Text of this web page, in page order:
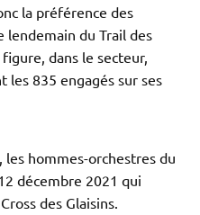
la préférence des
lendemain du Trail des
dans le secteur,
les 835 engagés sur ses
les hommes-orchestres du
décembre 2021 qui
des Glaisins.